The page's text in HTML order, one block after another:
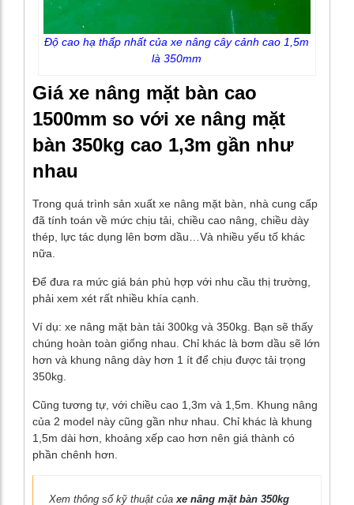
Độ cao hạ thấp nhất của xe nâng cây cảnh cao 1,5m
là 350mm
Giá xe nâng mặt bàn cao
1500mm so với xe nâng mặt
bàn 350kg cao 1,3m gần như
nhau
Trong quá trình sản xuất xe nâng mặt bàn, nhà cung cấp
đã tính toán về mức chịu tải, chiều cao nâng, chiều dày
thép, lực tác dụng lên bơm dầu…Và nhiều yếu tố khác
nữa.
Để đưa ra mức giá bán phù hợp với nhu cầu thị trường,
phải xem xét rất nhiều khía cạnh.
Ví dụ: xe nâng mặt bàn tải 300kg và 350kg. Bạn sẽ thấy
chúng hoàn toàn giống nhau. Chỉ khác là bơm dầu sẽ lớn
hơn và khung nâng dày hơn 1 ít để chịu được tải trọng
350kg.
Cũng tương tự, với chiều cao 1,3m và 1,5m. Khung nâng
của 2 model này cũng gần như nhau. Chỉ khác là khung
1,5m dài hơn, khoảng xếp cao hơn nên giá thành có
phần chênh hơn.
Xem thông số kỹ thuật củaxe nâng mặt bàn 350kg